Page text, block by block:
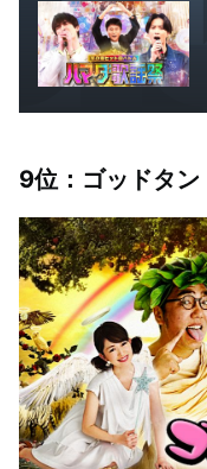
9位：ゴッドタン